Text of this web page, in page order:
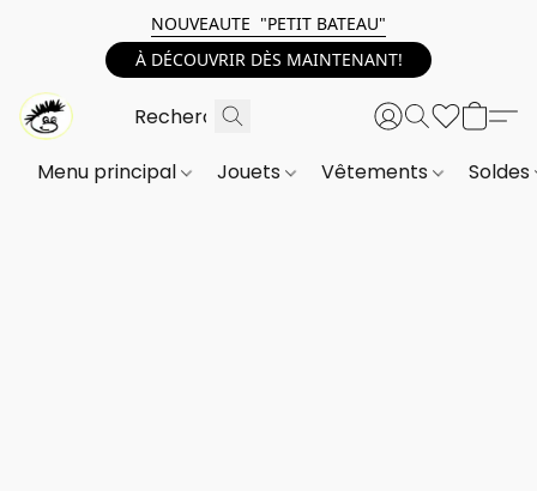
NOUVEAUTE "PETIT BATEAU"
À DÉCOUVRIR DÈS MAINTENANT!
Menu principal Jouets Vêtements Soldes